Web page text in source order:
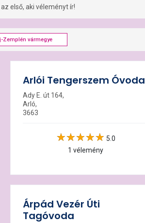
első, aki véleményt ír!
Zemplén vármegye
Arlói Tengerszem Óvoda
Ady E. út 164,
Arló,
3663
5.0
1 vélemény
Árpád Vezér Úti
Tagóvoda